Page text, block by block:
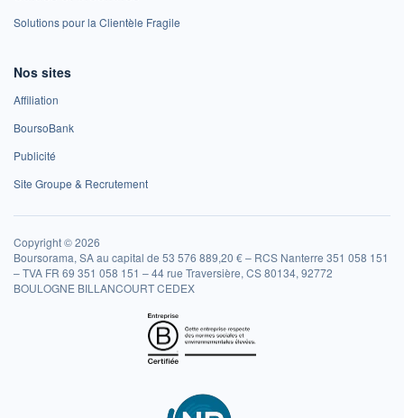
Solutions pour la Clientèle Fragile
Nos sites
Affiliation
BoursoBank
Publicité
Site Groupe & Recrutement
Copyright © 2026
Boursorama, SA au capital de 53 576 889,20 € – RCS Nanterre 351 058 151
– TVA FR 69 351 058 151 – 44 rue Traversière, CS 80134, 92772
BOULOGNE BILLANCOURT CEDEX